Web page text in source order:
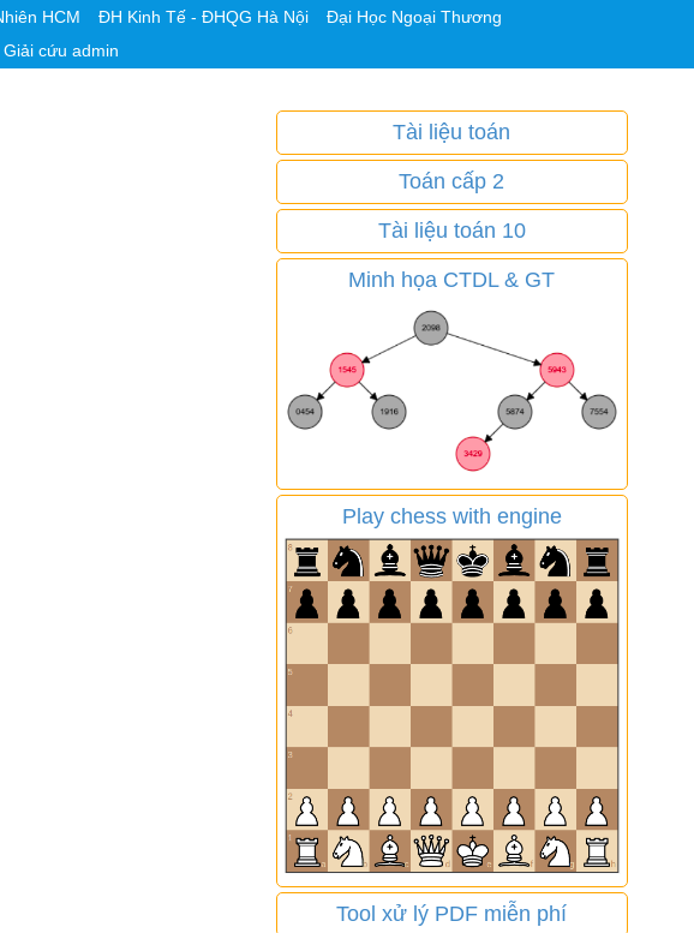
HCM ĐH Kinh Tế - ĐHQG Hà Nội
Đại Học Ngoại Thương
Giải cứu admin
Tài liệu toán
Toán cấp 2
Tài liệu toán 10
Minh họa CTDL & GT
Play chess with engine
Tool xử lý PDF miễn phí